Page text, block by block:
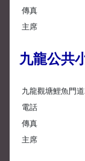
傳真
主席
九龍公共
九龍觀塘鯉魚門
電話
傳真
主席